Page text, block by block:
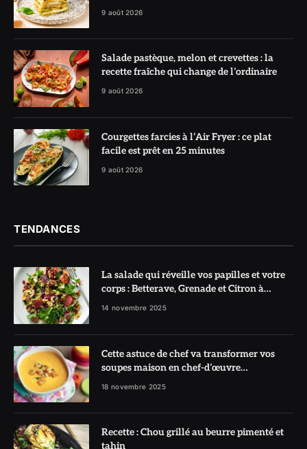
9 août 2026
Salade pastèque, melon et crevettes : la
recette fraîche qui change de l’ordinaire
9 août 2026
Courgettes farcies à l’Air Fryer : ce plat
facile est prêt en 25 minutes
9 août 2026
TENDANCES
La salade qui réveille vos papilles et votre
corps : Betterave, Grenade et Citron à
l’honneur
14 novembre 2025
Cette astuce de chef va transformer vos
soupes maison en chef-d’œuvre
réconfortant
18 novembre 2025
Recette : Chou grillé au beurre pimenté et
tahin